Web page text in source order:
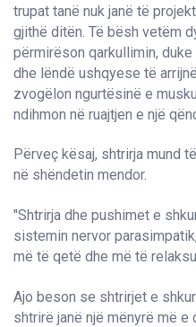
trupat tanë nuk janë të
gjithë ditën. Të bësh vetëm
përmirëson qarkullimin,
dhe lëndë ushqyese të
zvogëlon ngurtësinë e
ndihmon në ruajtjen e një
Përveç kësaj, shtrirja mund
në shëndetin mendor.
"Shtrirja dhe pushimet e
sistemin nervor
më të qetë dhe më të
Ajo beson se shtrirjet e
shtrirë janë një mënyrë më e